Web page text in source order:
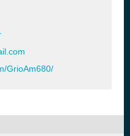
GrioAm680/